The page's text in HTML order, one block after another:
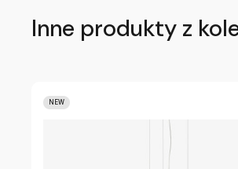
Inne produkty z
NEW